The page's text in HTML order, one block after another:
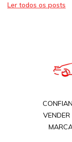
Ler todos os posts